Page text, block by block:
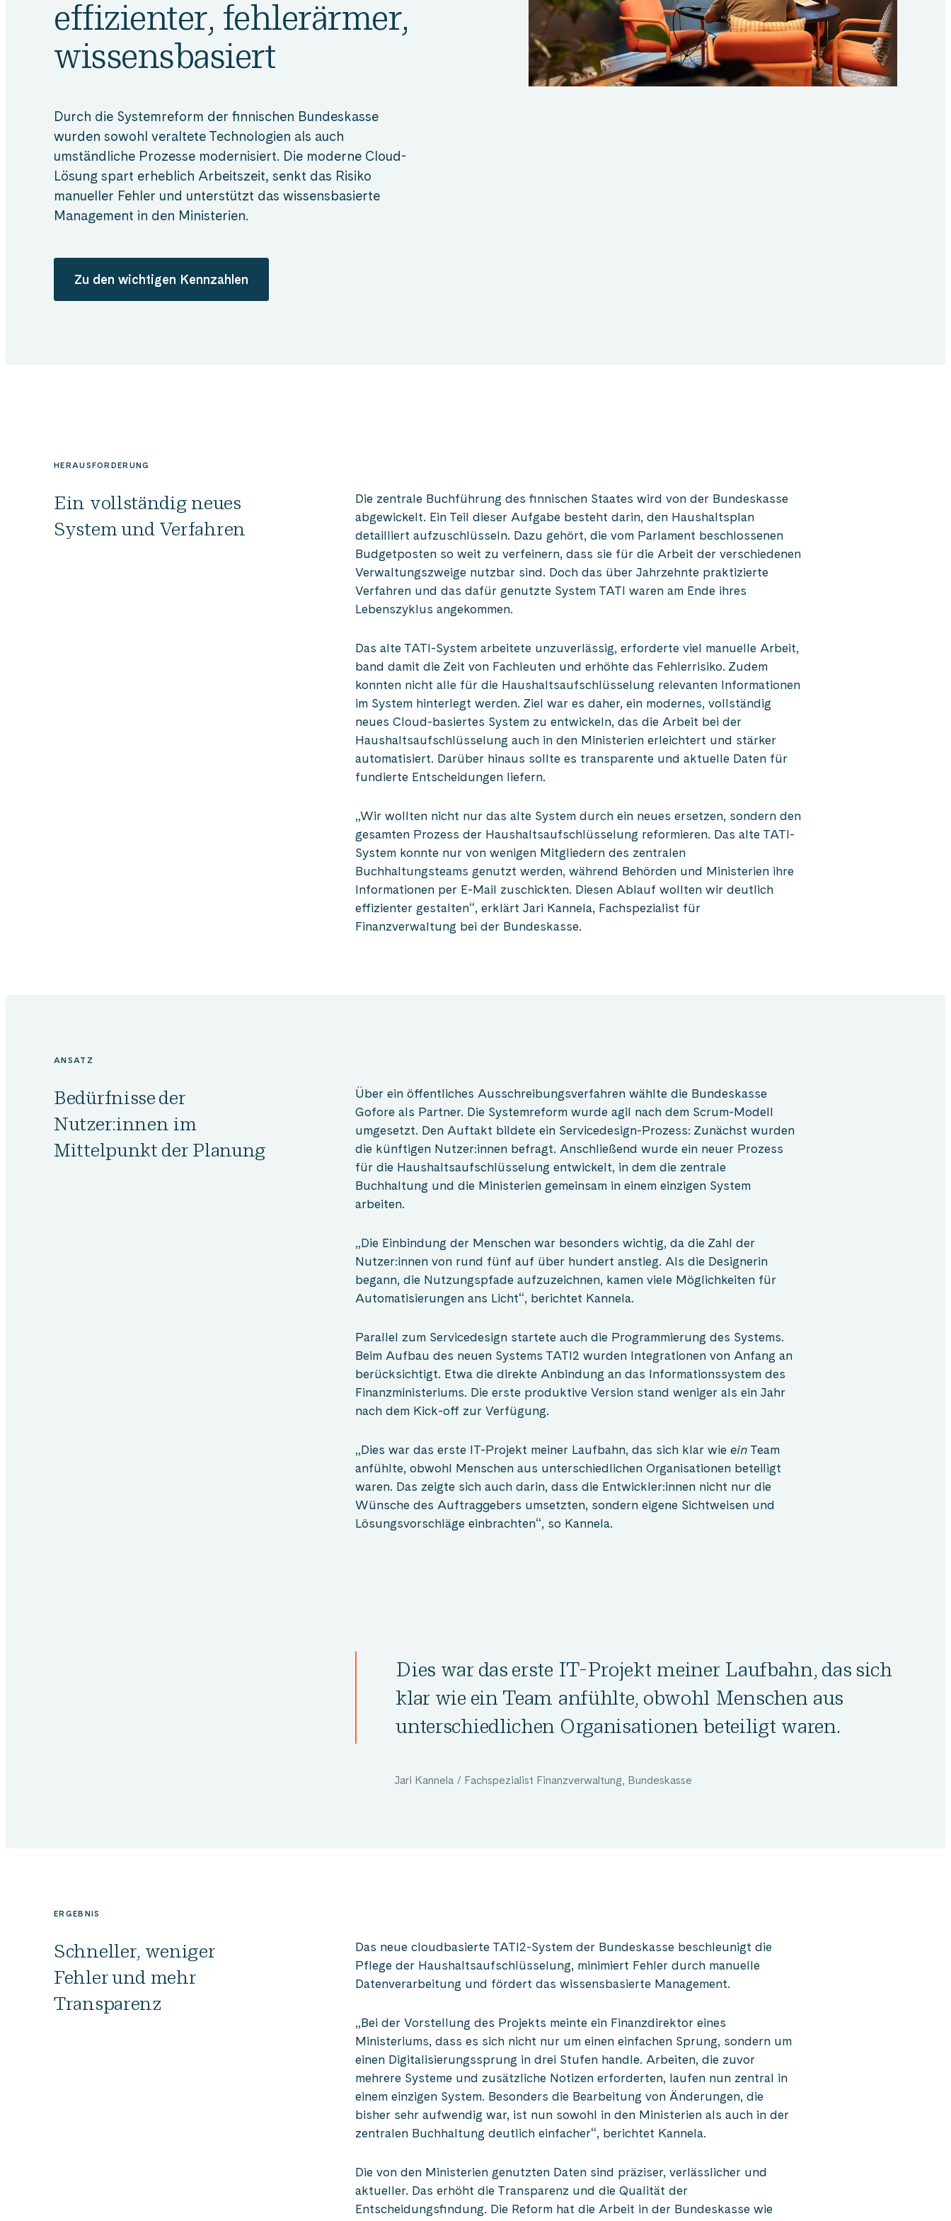
effizienter, fehlerärmer,
wissensbasiert
Durch die Systemreform der finnischen Bundeskasse
wurden sowohl veraltete Technologien als auch
umständliche Prozesse modernisiert. Die moderne Cloud-
Lösung spart erheblich Arbeitszeit, senkt das Risiko
manueller Fehler und unterstützt das wissensbasierte
Management in den Ministerien.
Zu den wichtigen Kennzahlen
HERAUSFORDERUNG
Ein vollständig neues
System und Verfahren
Die zentrale Buchführung des finnischen Staates wird von der Bundeskasse
abgewickelt. Ein Teil dieser Aufgabe besteht darin, den Haushaltsplan
detailliert aufzuschlüsseln. Dazu gehört, die vom Parlament beschlossenen
Budgetposten so weit zu verfeinern, dass sie für die Arbeit der verschiedenen
Verwaltungszweige nutzbar sind. Doch das über Jahrzehnte praktizierte
Verfahren und das dafür genutzte System TATI waren am Ende ihres
Lebenszyklus angekommen.
Das alte TATI-System arbeitete unzuverlässig, erforderte viel manuelle Arbeit,
band damit die Zeit von Fachleuten und erhöhte das Fehlerrisiko. Zudem
konnten nicht alle für die Haushaltsaufschlüsselung relevanten Informationen
im System hinterlegt werden. Ziel war es daher, ein modernes, vollständig
neues Cloud-basiertes System zu entwickeln, das die Arbeit bei der
Haushaltsaufschlüsselung auch in den Ministerien erleichtert und stärker
automatisiert. Darüber hinaus sollte es transparente und aktuelle Daten für
fundierte Entscheidungen liefern.
„Wir wollten nicht nur das alte System durch ein neues ersetzen, sondern den
gesamten Prozess der Haushaltsaufschlüsselung reformieren. Das alte TATI-
System konnte nur von wenigen Mitgliedern des zentralen
Buchhaltungsteams genutzt werden, während Behörden und Ministerien ihre
Informationen per E-Mail zuschickten. Diesen Ablauf wollten wir deutlich
effizienter gestalten“, erklärt Jari Kannela, Fachspezialist für
Finanzverwaltung bei der Bundeskasse.
ANSATZ
Bedürfnisse der
Nutzer:innen im
Mittelpunkt der Planung
Über ein öffentliches Ausschreibungsverfahren wählte die Bundeskasse
Gofore als Partner. Die Systemreform wurde agil nach dem Scrum-Modell
umgesetzt. Den Auftakt bildete ein Servicedesign-Prozess: Zunächst wurden
die künftigen Nutzer:innen befragt. Anschließend wurde ein neuer Prozess
für die Haushaltsaufschlüsselung entwickelt, in dem die zentrale
Buchhaltung und die Ministerien gemeinsam in einem einzigen System
arbeiten.
„Die Einbindung der Menschen war besonders wichtig, da die Zahl der
Nutzer:innen von rund fünf auf über hundert anstieg. Als die Designerin
begann, die Nutzungspfade aufzuzeichnen, kamen viele Möglichkeiten für
Automatisierungen ans Licht“, berichtet Kannela.
Parallel zum Servicedesign startete auch die Programmierung des Systems.
Beim Aufbau des neuen Systems TATI2 wurden Integrationen von Anfang an
berücksichtigt. Etwa die direkte Anbindung an das Informationssystem des
Finanzministeriums. Die erste produktive Version stand weniger als ein Jahr
nach dem Kick-off zur Verfügung.
„Dies war das erste IT-Projekt meiner Laufbahn, das sich klar wieein Team
anfühlte, obwohl Menschen aus unterschiedlichen Organisationen beteiligt
waren. Das zeigte sich auch darin, dass die Entwickler:innen nicht nur die
Wünsche des Auftraggebers umsetzten, sondern eigene Sichtweisen und
Lösungsvorschläge einbrachten“, so Kannela.
Dies war das erste IT-Projekt meiner Laufbahn, das sich
klar wie ein Team anfühlte, obwohl Menschen aus
unterschiedlichen Organisationen beteiligt waren.
Jari Kannela / Fachspezialist Finanzverwaltung, Bundeskasse
ERGEBNIS
Schneller, weniger
Fehler und mehr
Transparenz
Das neue cloudbasierte TATI2-System der Bundeskasse beschleunigt die
Pflege der Haushaltsaufschlüsselung, minimiert Fehler durch manuelle
Datenverarbeitung und fördert das wissensbasierte Management.
„Bei der Vorstellung des Projekts meinte ein Finanzdirektor eines
Ministeriums, dass es sich nicht nur um einen einfachen Sprung, sondern um
einen Digitalisierungssprung in drei Stufen handle. Arbeiten, die zuvor
mehrere Systeme und zusätzliche Notizen erforderten, laufen nun zentral in
einem einzigen System. Besonders die Bearbeitung von Änderungen, die
bisher sehr aufwendig war, ist nun sowohl in den Ministerien als auch in der
zentralen Buchhaltung deutlich einfacher“, berichtet Kannela.
Die von den Ministerien genutzten Daten sind präziser, verlässlicher und
aktueller. Das erhöht die Transparenz und die Qualität der
Entscheidungsfindung. Die Reform hat die Arbeit in der Bundeskasse wie